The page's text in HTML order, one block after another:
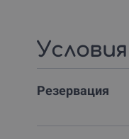
Условия
Резервация